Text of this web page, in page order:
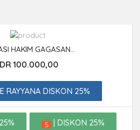
HAKIM GAGASAN...
100.000,00
RAYYANA DISKON 25%
| DISKON 25%